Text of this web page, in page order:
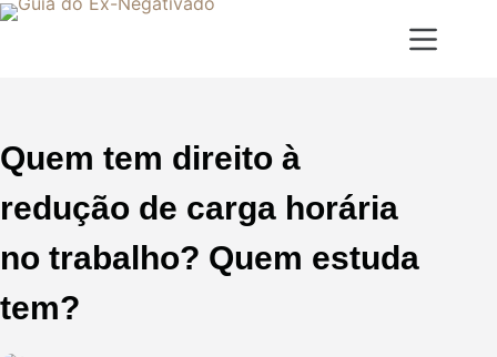
Quem tem direito à
redução de carga horária
no trabalho? Quem estuda
tem?